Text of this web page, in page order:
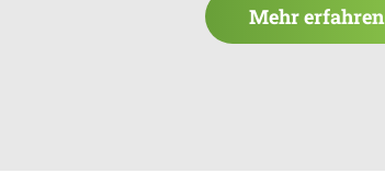
Mehr erfahren